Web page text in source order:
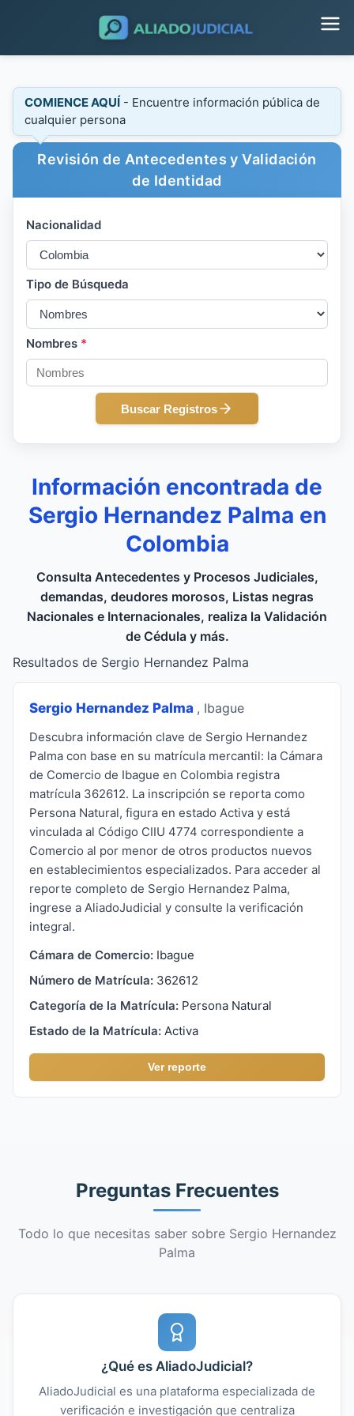
COMIENCE AQUÍ - Encuentre información pública de
cualquier persona
Revisión de Antecedentes y Validación
de Identidad
Nacionalidad
Tipo de Búsqueda
Nombres *
Buscar Registros
Información encontrada de
Sergio Hernandez Palma en
Colombia
Consulta Antecedentes y Procesos Judiciales,
demandas, deudores morosos, Listas negras
Nacionales e Internacionales, realiza la Validación
de Cédula y más.
Resultados de Sergio Hernandez Palma
Sergio Hernandez Palma , Ibague
Descubra información clave de Sergio Hernandez
Palma con base en su matrícula mercantil: la Cámara
de Comercio de Ibague en Colombia registra
matrícula 362612. La inscripción se reporta como
Persona Natural, figura en estado Activa y está
vinculada al Código CIIU 4774 correspondiente a
Comercio al por menor de otros productos nuevos
en establecimientos especializados. Para acceder al
reporte completo de Sergio Hernandez Palma,
ingrese a AliadoJudicial y consulte la verificación
integral.
Cámara de Comercio: Ibague
Número de Matrícula: 362612
Categoría de la Matrícula: Persona Natural
Estado de la Matrícula: Activa
Ver reporte
Preguntas Frecuentes
Todo lo que necesitas saber sobre Sergio Hernandez
Palma
¿Qué es AliadoJudicial?
AliadoJudicial es una plataforma especializada de
verificación e investigación que centraliza